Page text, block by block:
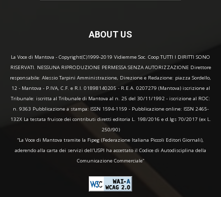
ABOUT US
La Voce di Mantova - Copyright(C)1999-2019 Vidiemme Soc. Coop TUTTI I DIRITTI SONO
RISERVATI. NESSUNA RIPRODUZIONE PERMESSA SENZA AUTORIZZAZIONE Direttore
responsabile: Alessio Tarpini Amministrazione, Direzione e Redazione: piazza Sordello,
12 - Mantova - P.IVA, C.F. e R.I. 01898140205 - R.E.A. 0207279 (Mantova) iscrizione al
Tribunale: iscritta al Tribunale di Mantova al n. 25 del 30/11/1992 - iscrizione al ROC:
n. 9363 Pubblicazione a stampa: ISSN 1594-1159 - Pubblicazione online: ISSN 2465-
132X La testata fruisce dei contributi diretti editoria L. 198/2016 e d.lgs 70/2017 (ex L.
250/90)
“La Voce di Mantova tramite la Fipeg (Federazione Italiana Piccoli Editori Giornali),
aderendo alla carta dei servizi dell'USPI ha accettato il Codice di Autodisciplina della
Comunicazione Commerciale"